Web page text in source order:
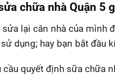
chữa nhà Quận 5
lại căn nhà của mình
dụng; hay bạn bắt đầu
cầu quyết định sữa chữa